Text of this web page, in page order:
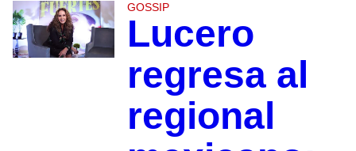
GOSSIP
Lucero
regresa al
regional